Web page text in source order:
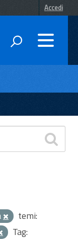
Accedi
temi:
Tag: